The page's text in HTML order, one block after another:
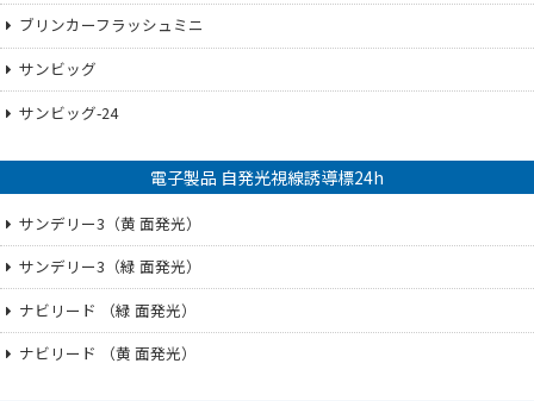
ブリンカーフラッシュミニ
サンビッグ
サンビッグ-24
電子製品 自発光視線誘導標24h
サンデリー3（黄 面発光）
サンデリー3（緑 面発光）
ナビリード （緑 面発光）
ナビリード （黄 面発光）